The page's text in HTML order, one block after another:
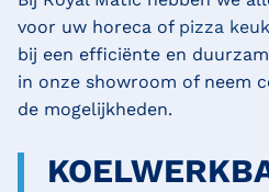
voor uw horeca of pizza
bij een efficiënte en
in onze showroom of neem
de mogelijkheden.